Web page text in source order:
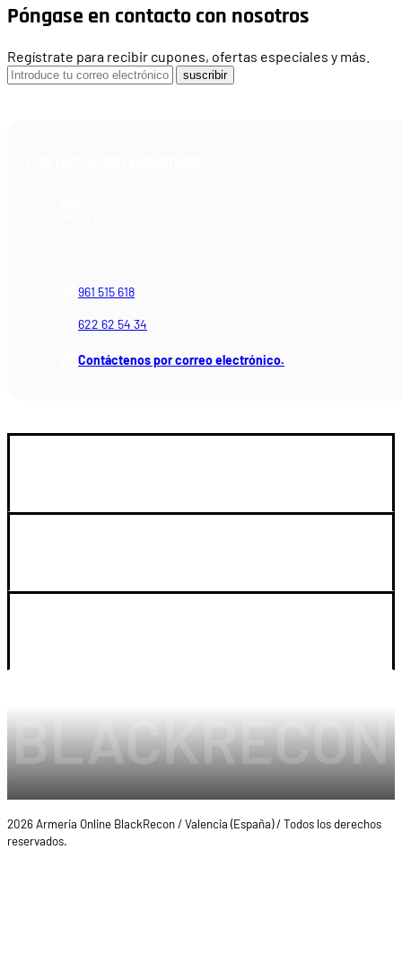
Póngase en contacto con nosotros
Regístrate para recibir cupones, ofertas especiales y más.
suscribir
961 515 618
622 62 54 34
Contáctenos por correo electrónico.
2026 Armeria Online BlackRecon / Valencia (España) / Todos los derechos
reservados.